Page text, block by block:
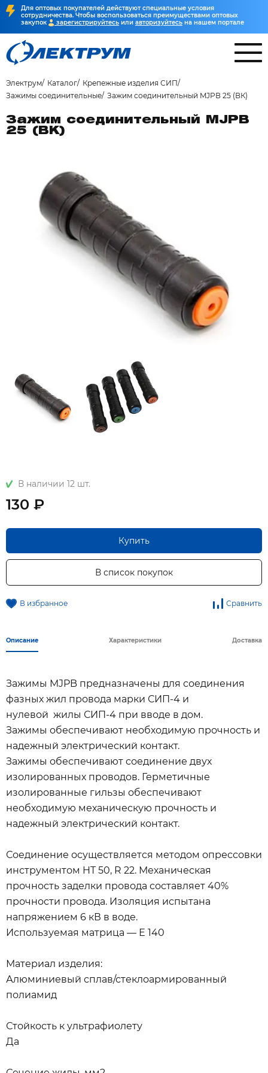
Для оптовых покупателей действуют специальные условия
сотрудничества. Чтобы воспользоваться преимуществами оптовых
закупок
зарегистрируйтесь или авторизуйтесь на нашем портале
Электрум Каталог
Крепежные изделия СИП
Зажимы соединительные Зажим соединительный MJPВ 25 (ВК)
Зажим соединительный MJPВ
25 (ВК)
В наличии 12 шт.
130 ₽
Купить
В список покупок
В избранное Сравнить
Описание Характеристики Доставка
Зажимы MJPB предназначены для соединения
фазных жил провода марки СИП-4 и
нулевой жилы СИП-4 при вводе в дом.
Зажимы обеспечивают необходимую прочность и
надежный электрический контакт.
Зажимы обеспечивают соединение двух
изолированных проводов. Герметичные
изолированные гильзы обеспечивают
необходимую механическую прочность и
надежный электрический контакт.
Соединение осуществляется методом опрессовки
инструментом HT 50, R 22. Механическая
прочность заделки провода составляет 40%
прочности провода. Изоляция испытана
напряжением 6 кВ в воде.
Используемая матрица — Е 140
Материал изделия:
Алюминиевый сплав/стеклоармированный
полиамид
Стойкость к ультрафиолету
Да